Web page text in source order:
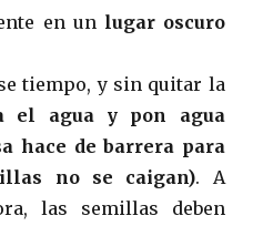
en un lugar oscuro
tiempo, y sin quitar la
el agua y pon agua
hace de barrera para
no se caigan). A
las semillas deben